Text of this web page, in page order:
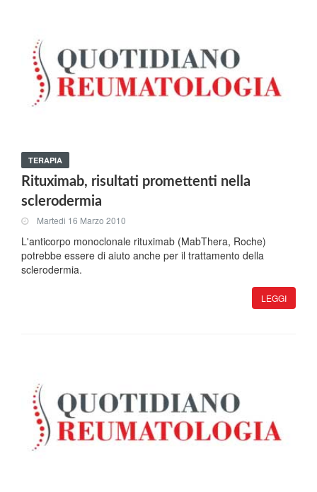
TERAPIA
Rituximab, risultati promettenti nella
sclerodermia
Martedi 16 Marzo 2010
L'anticorpo monoclonale rituximab (MabThera, Roche)
potrebbe essere di aiuto anche per il trattamento della
sclerodermia.
LEGGI